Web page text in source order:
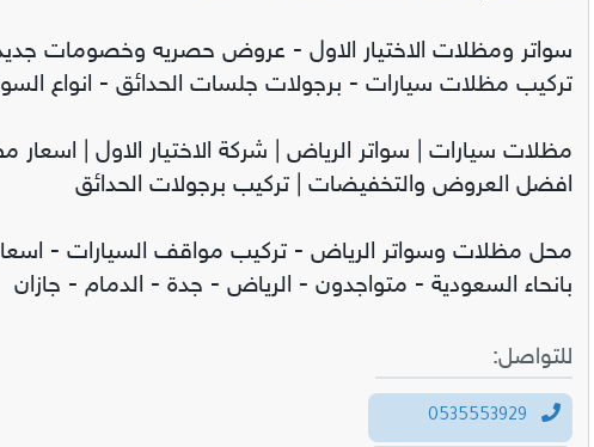
تركيب مظلات سيارات - برجولات جلسات الحدائق - انواع
مظلات سيارات | سواتر الرياض | شركة الاختيار الاول | اسعار
افضل العروض والتخفيضات | تركيب برجولات الحدائق
محل مظلات وسواتر الرياض - تركيب مواقف السيارات -
بانحاء السعودية - متواجدون - الرياض - جدة - الدمام - جازان
للتواصل: